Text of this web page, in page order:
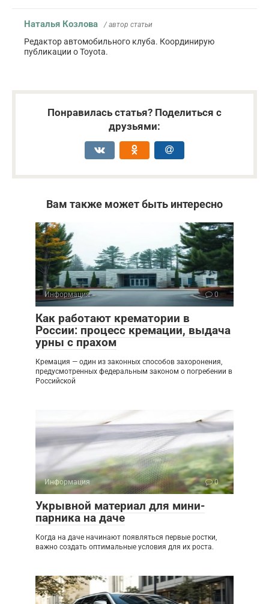
Наталья Козлова / автор статьи
Редактор автомобильного клуба. Координирую
публикации о Toyota.
Понравилась статья? Поделиться с
друзьями:
Вам также может быть интересно
Информация 0
Как работают крематории в
России: процесс кремации, выдача
урны с прахом
Кремация — один из законных способов захоронения,
предусмотренных федеральным законом о погребении в
Российской
Информация 0
Укрывной материал для мини-
парника на даче
Когда на даче начинают появляться первые ростки,
важно создать оптимальные условия для их роста.